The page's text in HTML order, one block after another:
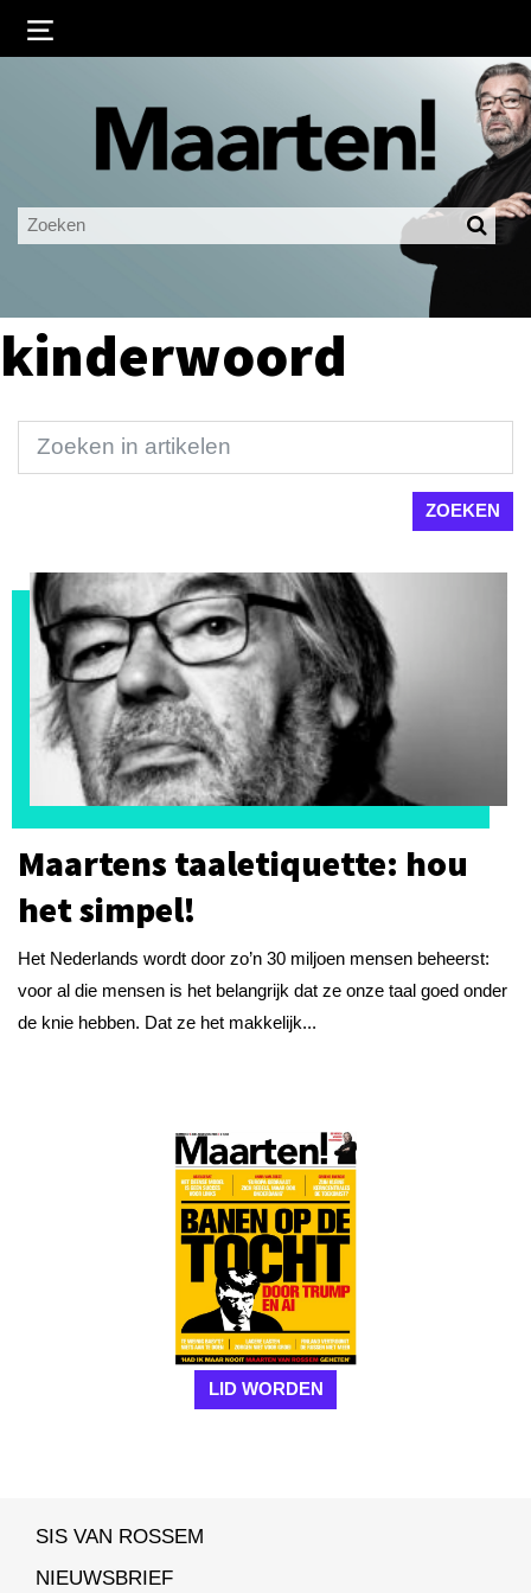
Ingelogd blijven
LOGIN
kinderwoord
Maartens taaletiquette: hou
het simpel!
Het Nederlands wordt door zo’n 30 miljoen mensen beheerst:
voor al die mensen is het belangrijk dat ze onze taal goed onder
de knie hebben. Dat ze het makkelijk...
LID WORDEN
SIS VAN ROSSEM
NIEUWSBRIEF